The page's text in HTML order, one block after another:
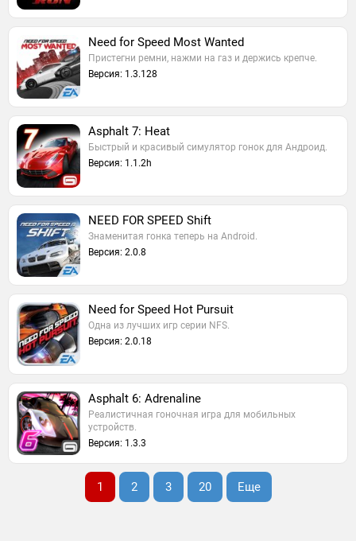
Need for Speed Most Wanted
Пристегни ремни, нажми на газ и держись крепче.
Версия: 1.3.128
Asphalt 7: Heat
Быстрый и красивый симулятор гонок для Андроид.
Версия: 1.1.2h
NEED FOR SPEED Shift
Знаменитая гонка теперь на Android.
Версия: 2.0.8
Need for Speed Hot Pursuit
Одна из лучших игр серии NFS.
Версия: 2.0.18
Asphalt 6: Adrenaline
Реалистичная гоночная игра для мобильных
устройств.
Версия: 1.3.3
1 2 3 20 Еще